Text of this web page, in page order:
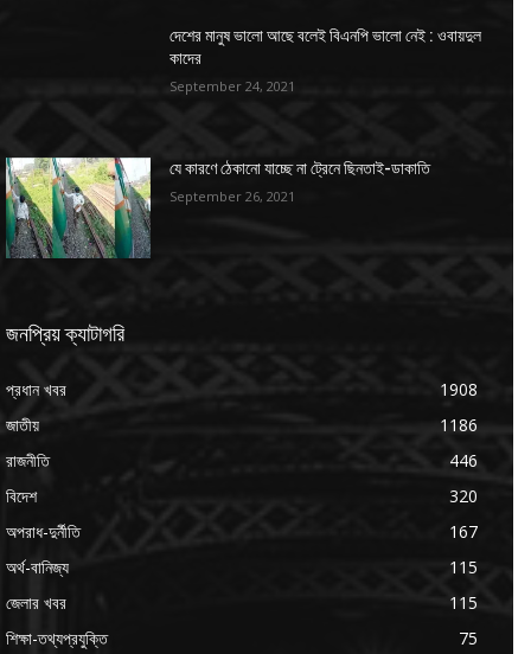
দেশের মানুষ ভালো আছে বলেই বিএনপি ভালো নেই : ওবায়দুল
কাদের
September 24, 2021
যে কারণে ঠেকানো যাচ্ছে না ট্রেনে ছিনতাই-ডাকাতি
September 26, 2021
জনপ্রিয় ক্যাটাগরি
প্রধান খবর
1908
জাতীয়
1186
রাজনীতি
446
বিদেশ
320
অপরাধ-দুর্নীতি
167
অর্থ-বানিজ্য
115
জেলার খবর
115
শিক্ষা-তথ্যপ্রযুক্তি
75